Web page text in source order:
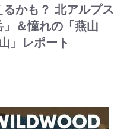
かも？ 北アルプス
＆憧れの「燕山
」レポート